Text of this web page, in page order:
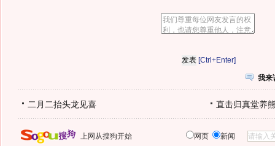
[Ctrl+Enter]
我来
二月二抬头龙见喜 直击归真堂养
上网从搜狗开始 网页 新闻